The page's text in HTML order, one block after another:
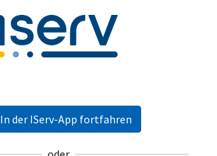
In der IServ-App fortfahren